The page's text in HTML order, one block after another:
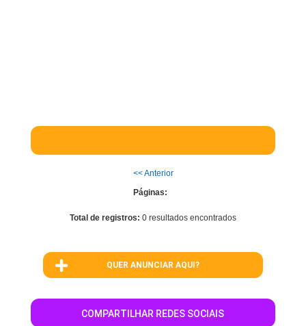
<< Anterior
Páginas:
Total de registros: 0 resultados encontrados
QUER ANUNCIAR AQUI?
COMPARTILHAR REDES SOCIAIS